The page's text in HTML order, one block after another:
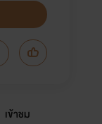
เข้าชม